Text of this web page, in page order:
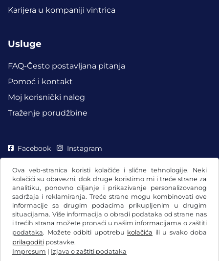
Ova veb-stranica koristi kolačiće i slične tehnologije. Neki
kolačići su obavezni, dok druge koristimo mi i treće strane za
analitiku, ponovno ciljanje i prikazivanje personalizovanog
sadržaja i reklamiranja. Treće strane mogu kombinovati ove
informacije sa drugim podacima prikupljenim u drugim
situacijama. Više informacija o obradi podataka od strane nas
i trećih strana možete pronaći u našim informacijama o zaštiti
podataka. Možete odbiti upotrebu kolačića ili u svako doba
prilagoditi postavke.
Impresum | Izjava o zaštiti podataka
Karijera u kompaniji vintrica
Usluge
FAQ-Često postavljana pitanja
Pomoć i kontakt
Moj korisnički nalog
Traženje porudžbine
Facebook Instagram
Opšti uslovi poslovanja / pravo na opoziv